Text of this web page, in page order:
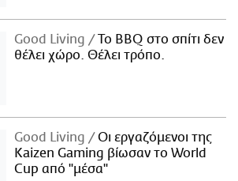
Good Living
Το BBQ στο σπίτι δεν
θέλει χώρο. Θέλει τρόπο.
Good Living
Οι εργαζόμενοι της
Kaizen Gaming βίωσαν το World
Cup από "μέσα"